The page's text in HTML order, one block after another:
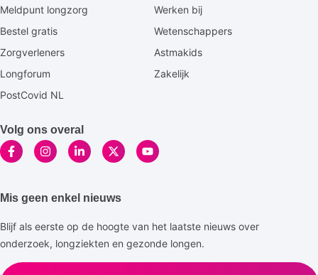
Meldpunt longzorg
Werken bij
Bestel gratis
Wetenschappers
Zorgverleners
Astmakids
Longforum
Zakelijk
PostCovid NL
Volg ons overal
Mis geen enkel nieuws
Blijf als eerste op de hoogte van het laatste nieuws over
onderzoek, longziekten en gezonde longen.